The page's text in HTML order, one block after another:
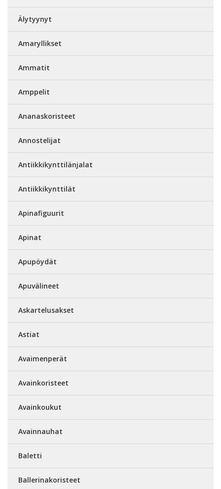
Älytyynyt
Amaryllikset
Ammatit
Amppelit
Ananaskoristeet
Annostelijat
Antiikkikynttilänjalat
Antiikkikynttilät
Apinafiguurit
Apinat
Apupöydät
Apuvälineet
Askartelusakset
Astiat
Avaimenperät
Avainkoristeet
Avainkoukut
Avainnauhat
Baletti
Ballerinakoristeet